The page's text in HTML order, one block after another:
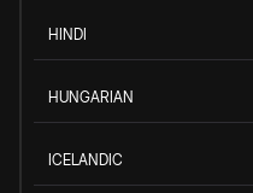
HINDI
HUNGARIAN
ICELANDIC